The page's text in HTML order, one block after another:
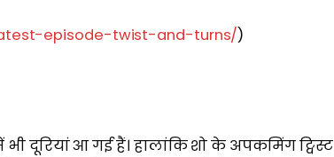
episode-twist-and-turns/)
दूरियां आ गई हैं। हालांकि शो के अपकमिंग ट्विस्ट